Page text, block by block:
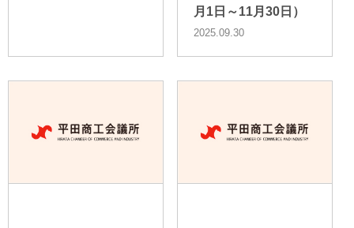
月1日～11月30日）
2025.09.30